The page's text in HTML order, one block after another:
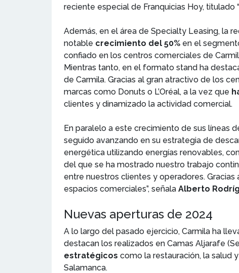
reciente especial de Franquicias Hoy,
Además, en el área de Specialty Leasing, la
notable crecimiento del 50% en el
confiado en los centros comerciales de
Mientras tanto, en el formato stand ha
de Carmila. Gracias al gran atractivo de los
marcas como Donuts o L’Oréal, a la vez que
clientes y dinamizado la actividad comercial.
En paralelo a este crecimiento de sus líneas
seguido avanzando en su estrategia de
energética utilizando energías renovables,
del que se ha mostrado nuestro trabajo
entre nuestros clientes y operadores.
espacios comerciales”, señala Alberto
Nuevas aperturas de 2024
A lo largo del pasado ejercicio, Carmila ha
destacan los realizados en Camas Aljarafe
estratégicos como la restauración, la salud
Salamanca.